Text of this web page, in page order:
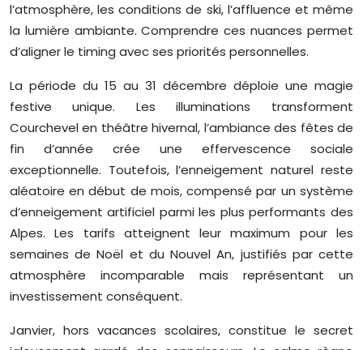
l’atmosphère, les conditions de ski, l’affluence et même
la lumière ambiante. Comprendre ces nuances permet
d’aligner le timing avec ses priorités personnelles.
La période du 15 au 31 décembre déploie une magie
festive unique. Les illuminations transforment
Courchevel en théâtre hivernal, l’ambiance des fêtes de
fin d’année crée une effervescence sociale
exceptionnelle. Toutefois, l’enneigement naturel reste
aléatoire en début de mois, compensé par un système
d’enneigement artificiel parmi les plus performants des
Alpes. Les tarifs atteignent leur maximum pour les
semaines de Noël et du Nouvel An, justifiés par cette
atmosphère incomparable mais représentant un
investissement conséquent.
Janvier, hors vacances scolaires, constitue le secret